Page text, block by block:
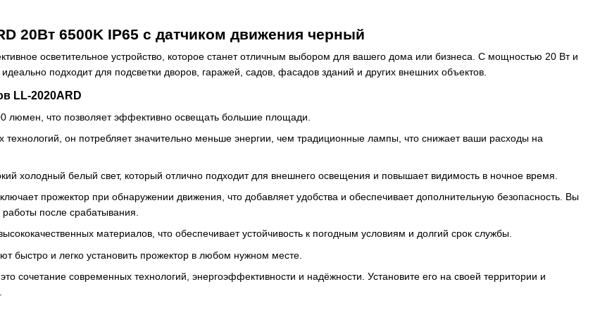
20Вт 6500K IP65 с датчиком движения черный
осветительное устройство, которое станет отличным выбором для вашего дома или бизнеса. С мощностью 20 Вт и
подходит для подсветки дворов, гаражей, садов, фасадов зданий и других внешних объектов.
LL-2020ARD
люмен, что позволяет эффективно освещать большие площади.
технологий, он потребляет значительно меньше энергии, чем традиционные лампы, что снижает ваши расходы на
холодный белый свет, который отлично подходит для внешнего освещения и повышает видимость в ночное время.
прожектор при обнаружении движения, что добавляет удобства и обеспечивает дополнительную безопасность. Вы
работы после срабатывания.
материалов, что обеспечивает устойчивость к погодным условиям и долгий срок службы.
быстро и легко установить прожектор в любом нужном месте.
сочетание современных технологий, энергоэффективности и надёжности. Установите его на своей территории и